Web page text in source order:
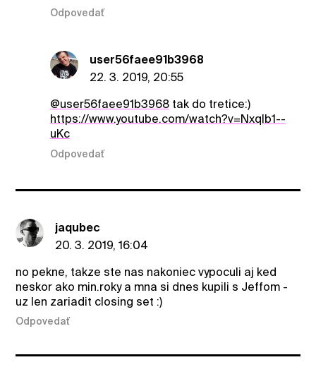
Odpovedať
user56faee91b3968
22. 3. 2019, 20:55
@user56faee91b3968tak do tretice:)
https://www.youtube.com/watch?v=Nxqlb1--
uKc
Odpovedať
jaqubec
20. 3. 2019, 16:04
no pekne, takze ste nas nakoniec vypoculi aj ked
neskor ako min.roky a mna si dnes kupili s Jeffom -
uz len zariadit closing set :)
Odpovedať